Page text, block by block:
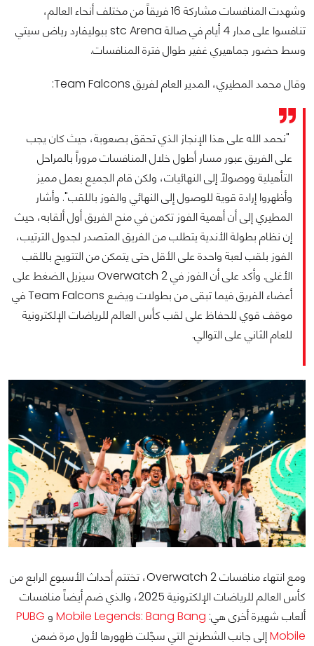
وشهدت المنافسات مشاركة 16 فريقاً من مختلف أنحاء العالم،
تنافسوا على مدار 4 أيام في صالة stc Arena ببوليفارد رياض سيتي
وسط حضور جماهيري غفير طوال فترة المنافسات.
وقال محمد المطيري، المدير العام لفريق Team Falcons:
"نحمد الله على هذا الإنجاز الذي تحقق بصعوبة، حيث كان يجب
على الفريق عبور مسار أطول خلال المنافسات مروراً بالمراحل
التأهيلية ووصولاً إلى النهائيات، ولكن قام الجميع بعمل مميز
وأظهروا إرادة قوية للوصول إلى النهائي والفوز باللقب". وأشار
المطيري إلى أن أهمية الفوز تكمن في منح الفريق أول ألقابه، حيث
إن نظام بطولة الأندية يتطلب من الفريق المتصدر لجدول الترتيب،
الفوز بلقب لعبة واحدة على الأقل حتى يتمكن من التتويج باللقب
الأغلى. وأكد على أن الفوز في Overwatch 2 سيزيل الضغط على
أعضاء الفريق فيما تبقى من بطولات ويضع Team Falcons في
موقف قوي للحفاظ على لقب كأس العالم للرياضات الإلكترونية
للعام الثاني على التوالي.
ومع انتهاء منافسات Overwatch 2، تختتم أحداث الأسبوع الرابع من
كأس العالم للرياضات الإلكترونية 2025، والذي ضم أيضاً منافسات
ألعاب شهيرة أخرى هي: Mobile Legends: Bang Bang و PUBG
Mobileإلى جانب الشطرنج التي سجّلت ظهورها لأول مرة ضمن